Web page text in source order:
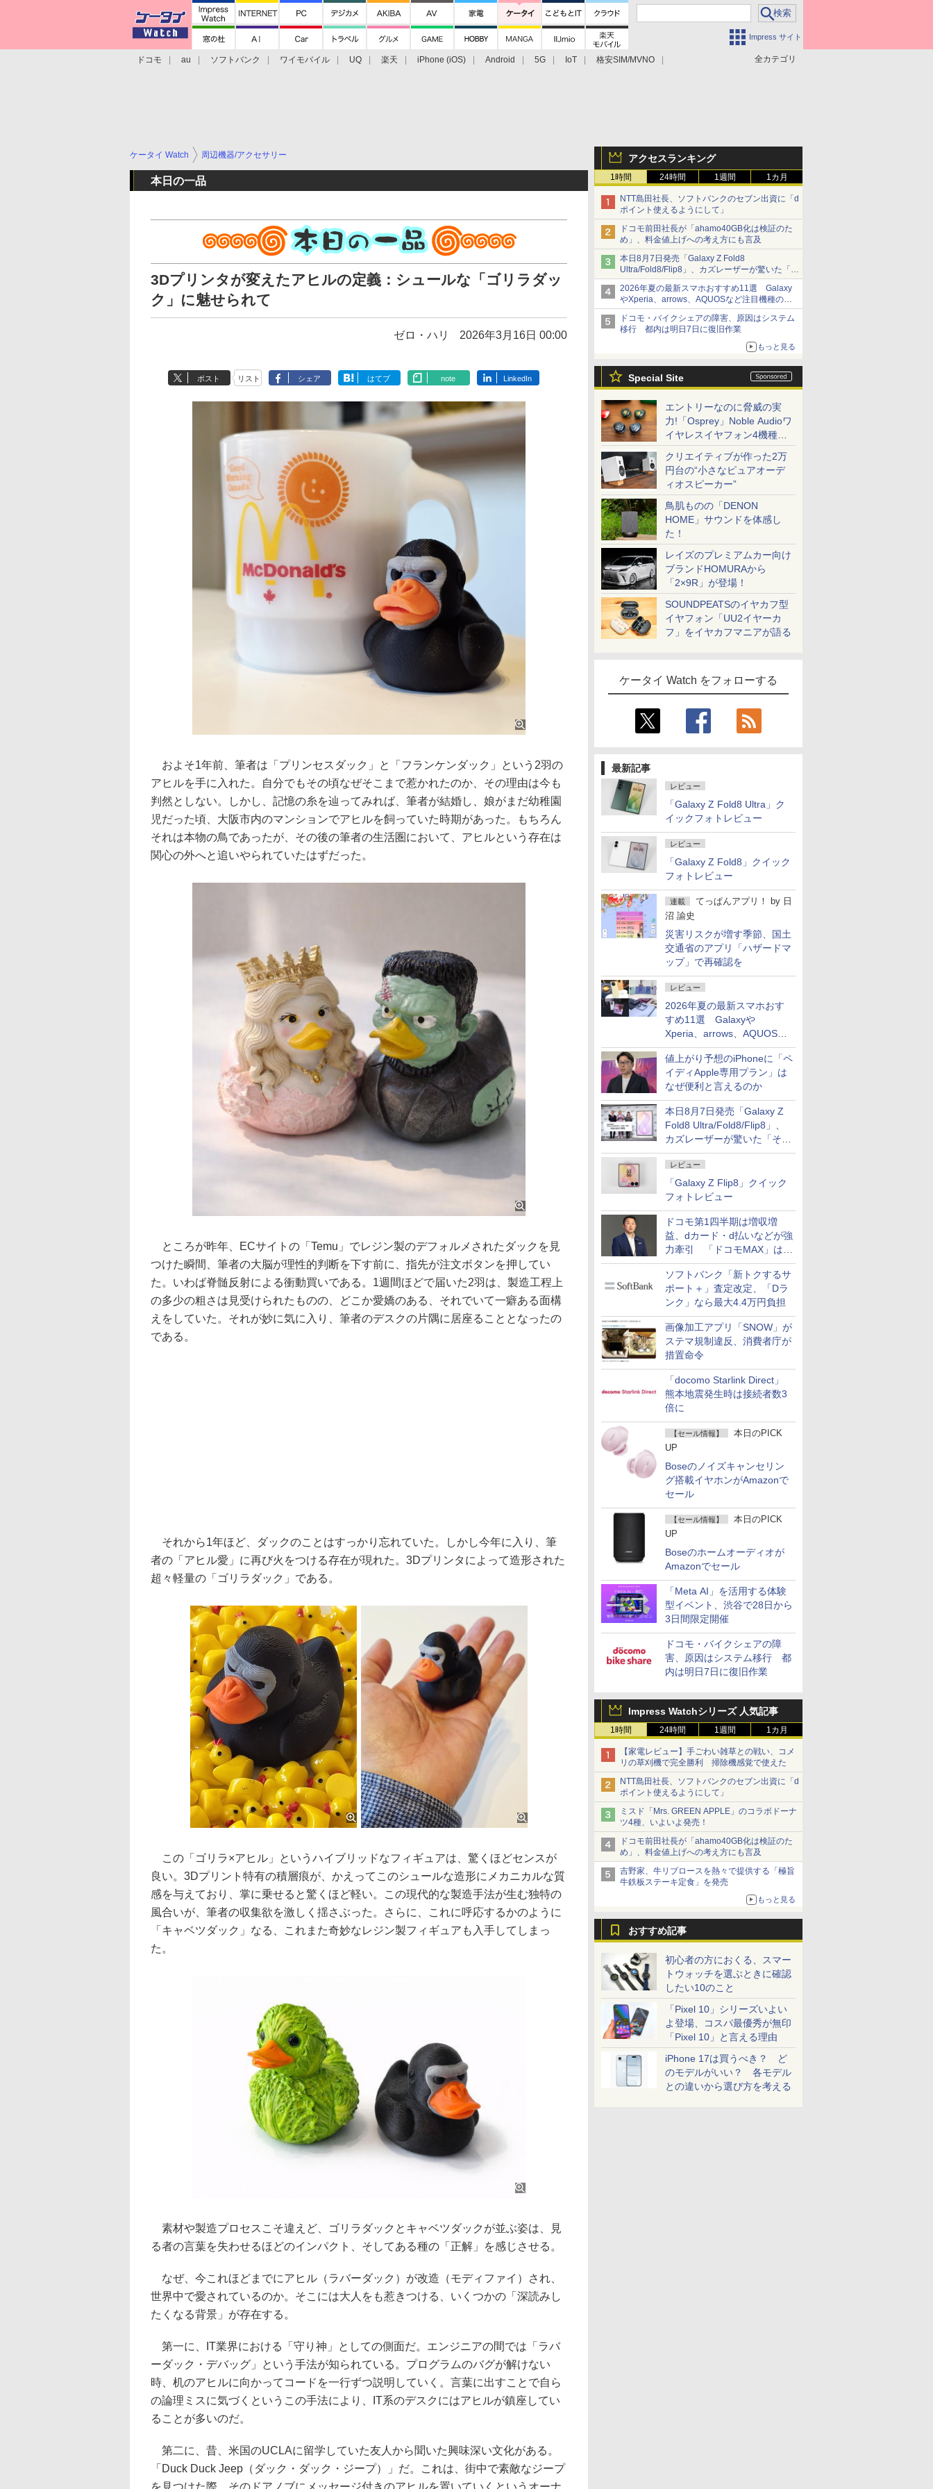
Impress サイト
全カテゴリ
ドコモ au ソフトバンク ワイモバイル UQ 楽天 iPhone (iOS) Android 5G IoT
格安SIM/MVNO
アクセスランキング
1時間 24時間 1週間 1カ月
NTT島田社長、ソフトバンクのセブン出資に「d
ポイント使えるようにして」
ドコモ前田社長が「ahamo40GB化は検証のた
め」、料金値上げへの考え方にも言及
本日8月7日発売「Galaxy Z Fold8
Ultra/Fold8/Flip8」、カズレーザーが驚いた「そ
ば屋のメニュー並みの薄さ」
2026年夏の最新スマホおすすめ11選 Galaxy
やXperia、arrows、AQUOSなど注目機種の特
徴は
ドコモ・バイクシェアの障害、原因はシステム
移行 都内は明日7日に復旧作業
もっと見る
Special Site
エントリーなのに脅威の実
力!「Osprey」Noble Audioワ
イヤレスイヤフォン4機種を
一気に聴く
クリエイティブが作った2万
円台の“小さなピュアオーデ
ィオスピーカー”
鳥肌ものの「DENON
HOME」サウンドを体感し
た！
レイズのプレミアムカー向け
ブランドHOMURAから
「2×9R」が登場！
SOUNDPEATSのイヤカフ型
イヤフォン「UU2イヤーカ
フ」をイヤカフマニアが語る
ケータイ Watch をフォローする
最新記事
レビュー
「Galaxy Z Fold8 Ultra」ク
イックフォトレビュー
レビュー
「Galaxy Z Fold8」クイック
フォトレビュー
連載 てっぱんアプリ！ by 日
沼 諭史
災害リスクが増す季節、国土
交通省のアプリ「ハザードマ
ップ」で再確認を
レビュー
2026年夏の最新スマホおす
すめ11選 Galaxyや
Xperia、arrows、AQUOSな
ど注目機種の特徴は
値上がり予想のiPhoneに「ペ
イディApple専用プラン」は
なぜ便利と言えるのか
本日8月7日発売「Galaxy Z
Fold8 Ultra/Fold8/Flip8」、
カズレーザーが驚いた「そば
屋のメニュー並みの薄さ」
レビュー
「Galaxy Z Flip8」クイック
フォトレビュー
ドコモ第1四半期は増収増
益、dカード・d払いなどが強
力牽引 「ドコモMAX」は
400万契約突破
ソフトバンク「新トクするサ
ポート＋」査定改定、「Dラ
ンク」なら最大4.4万円負担
画像加工アプリ「SNOW」が
ステマ規制違反、消費者庁が
措置命令
「docomo Starlink Direct」
熊本地震発生時は接続者数3
倍に
【セール情報】
本日のPICK
UP
Boseのノイズキャンセリン
グ搭載イヤホンがAmazonで
セール
【セール情報】
本日のPICK
UP
Boseのホームオーディオが
Amazonでセール
「Meta AI」を活用する体験
型イベント、渋谷で28日から
3日間限定開催
ドコモ・バイクシェアの障
害、原因はシステム移行 都
内は明日7日に復旧作業
Impress Watchシリーズ 人気記事
1時間 24時間 1週間 1カ月
【家電レビュー】手ごわい雑草との戦い、コメ
リの草刈機で完全勝利 掃除機感覚で使えた
NTT島田社長、ソフトバンクのセブン出資に「d
ポイント使えるようにして」
ミスド「Mrs. GREEN APPLE」のコラボドーナ
ツ4種、いよいよ発売！
ドコモ前田社長が「ahamo40GB化は検証のた
め」、料金値上げへの考え方にも言及
吉野家、牛リブロースを熱々で提供する「極旨
牛鉄板ステーキ定食」を発売
もっと見る
おすすめ記事
初心者の方におくる、スマー
トウォッチを選ぶときに確認
したい10のこと
「Pixel 10」シリーズいよい
よ登場、コスパ最優秀が無印
「Pixel 10」と言える理由
iPhone 17は買うべき？ ど
のモデルがいい？ 各モデル
との違いから選び方を考える
ケータイ Watch 周辺機器/アクセサリー
本日の一品
3Dプリンタが変えたアヒルの定義：シュールな「ゴリラダッ
ク」に魅せられて
ゼロ・ハリ 2026年3月16日 00:00
ポスト リスト シェア はてブ note LinkedIn
およそ1年前、筆者は「プリンセスダック」と「フランケンダック」という2羽の
アヒルを手に入れた。自分でもその頃なぜそこまで惹かれたのか、その理由は今も
判然としない。しかし、記憶の糸を辿ってみれば、筆者が結婚し、娘がまだ幼稚園
児だった頃、大阪市内のマンションでアヒルを飼っていた時期があった。もちろん
それは本物の鳥であったが、その後の筆者の生活圏において、アヒルという存在は
関心の外へと追いやられていたはずだった。
ところが昨年、ECサイトの「Temu」でレジン製のデフォルメされたダックを見
つけた瞬間、筆者の大脳が理性的判断を下す前に、指先が注文ボタンを押してい
た。いわば脊髄反射による衝動買いである。1週間ほどで届いた2羽は、製造工程上
の多少の粗さは見受けられたものの、どこか愛嬌のある、それでいて一癖ある面構
えをしていた。それが妙に気に入り、筆者のデスクの片隅に居座ることとなったの
である。
それから1年ほど、ダックのことはすっかり忘れていた。しかし今年に入り、筆
者の「アヒル愛」に再び火をつける存在が現れた。3Dプリンタによって造形された
超々軽量の「ゴリラダック」である。
この「ゴリラ×アヒル」というハイブリッドなフィギュアは、驚くほどセンスが
良い。3Dプリント特有の積層痕が、かえってこのシュールな造形にメカニカルな質
感を与えており、掌に乗せると驚くほど軽い。この現代的な製造手法が生む独特の
風合いが、筆者の収集欲を激しく揺さぶった。さらに、これに呼応するかのように
「キャベツダック」なる、これまた奇妙なレジン製フィギュアも入手してしまっ
た。
素材や製造プロセスこそ違えど、ゴリラダックとキャベツダックが並ぶ姿は、見
る者の言葉を失わせるほどのインパクト、そしてある種の「正解」を感じさせる。
なぜ、今これほどまでにアヒル（ラバーダック）が改造（モディファイ）され、
世界中で愛されているのか。そこには大人をも惹きつける、いくつかの「深読みし
たくなる背景」が存在する。
第一に、IT業界における「守り神」としての側面だ。エンジニアの間では「ラバ
ーダック・デバッグ」という手法が知られている。プログラムのバグが解けない
時、机のアヒルに向かってコードを一行ずつ説明していく。言葉に出すことで自ら
の論理ミスに気づくというこの手法により、IT系のデスクにはアヒルが鎮座してい
ることが多いのだ。
第二に、昔、米国のUCLAに留学していた友人から聞いた興味深い文化がある。
「Duck Duck Jeep（ダック・ダック・ジープ）」だ。これは、街中で素敵なジープ
を見つけた際、そのドアノブにメッセージ付きのアヒルを置いていくというオーナ